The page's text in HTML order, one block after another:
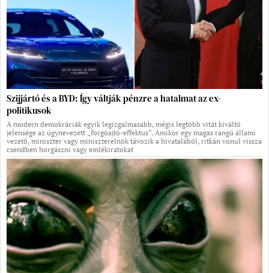
Szijjártó és a BYD: Így váltják pénzre a hatalmat az ex-
politikusok
A modern demokráciák egyik legizgalmasabb, mégis legtöbb vitát kiváltó
jelensége az úgynevezett „forgóajtó-effektus”. Amikor egy magas rangú állami
vezető, miniszter vagy miniszterelnök távozik a hivatalából, ritkán vonul vissza
csendben horgászni vagy emlékiratokat